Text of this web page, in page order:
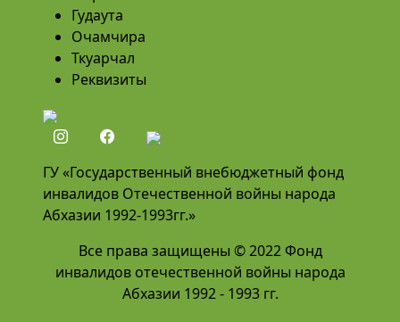
Гудаута
Очамчира
Ткуарчал
Реквизиты
ГУ «Государственный внебюджетный фонд
инвалидов Отечественной войны народа
Абхазии 1992-1993гг.»
Все права защищены © 2022 Фонд
инвалидов отечественной войны народа
Абхазии 1992 - 1993 гг.